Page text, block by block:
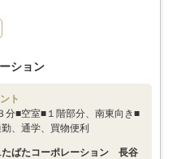
ション
ト
分■空室■１階部分、南東向き■
、通学、買物便利
たばたコーポレーション 長谷